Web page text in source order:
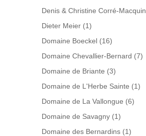
Denis & Christine Corré-Macquin
Dieter Meier (1)
Domaine Boeckel (16)
Domaine Chevallier-Bernard (7)
Domaine de Briante (3)
Domaine de L'Herbe Sainte (1)
Domaine de La Vallongue (6)
Domaine de Savagny (1)
Domaine des Bernardins (1)